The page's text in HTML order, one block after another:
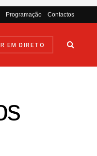
Programação Contactos
EM DIRETO